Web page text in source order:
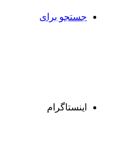
جستجو برای
اینستاگرام